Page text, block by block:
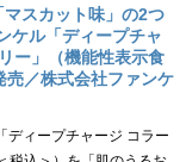
スカット味」の2つ
ケル「ディープチャ
ー」（機能性表示食
売／株式会社ファンケ
ディープチャージ コラー